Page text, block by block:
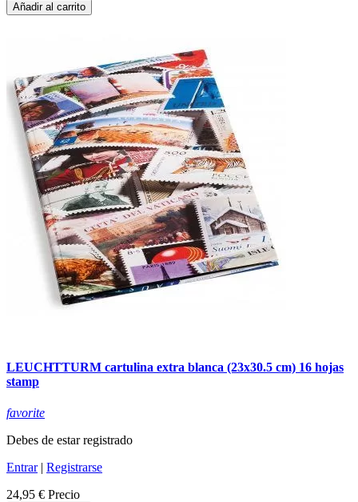
Añadir al carrito
LEUCHTTURM cartulina extra blanca (23x30.5 cm) 16 hojas
stamp
favorite
Debes de estar registrado
Entrar| Registrarse
24,95 € Precio